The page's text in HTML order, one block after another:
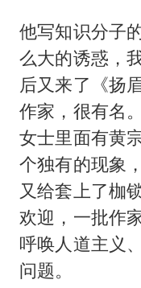
他写知识分子
么大的诱惑，
后又来了《扬
作家，很有名
女士里面有黄
个独有的现象
又给套上了枷
欢迎，一批作
呼唤人道主义
问题。